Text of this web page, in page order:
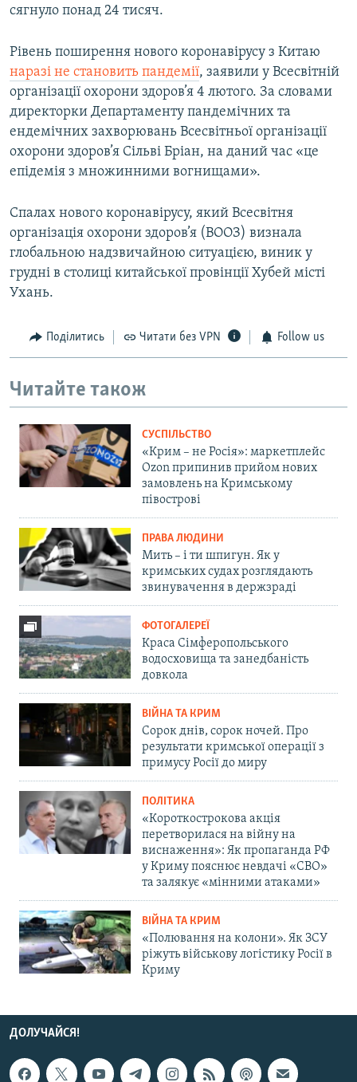
сягнуло понад 24 тисяч.
Рівень поширення нового коронавірусу з Китаю
наразі не становить пандемії, заявили у Всесвітній
організації охорони здоров’я 4 лютого. За словами
директорки Департаменту пандемічних та
ендемічних захворювань Всесвітньої організації
охорони здоров’я Сільві Бріан, на даний час «це
епідемія з множинними вогнищами».
Спалах нового коронавірусу, який Всесвітня
організація охорони здоров’я (ВООЗ) визнала
глобальною надзвичайною ситуацією, виник у
грудні в столиці китайської провінції Хубей місті
Ухань.
Поділитись Читати без VPN Follow us
Читайте також
СУСПІЛЬСТВО
«Крим – не Росія»: маркетплейс
Ozon припинив прийом нових
замовлень на Кримському
півострові
ПРАВА ЛЮДИНИ
Мить – і ти шпигун. Як у
кримських судах розглядають
звинувачення в держзраді
ФОТОГАЛЕРЕЇ
Краса Сімферопольського
водосховища та занедбаність
довкола
ВІЙНА ТА КРИМ
Сорок днів, сорок ночей. Про
результати кримської операції з
примусу Росії до миру
ПОЛІТИКА
«Короткострокова акція
перетворилася на війну на
виснаження»: Як пропаганда РФ
у Криму пояснює невдачі «СВО»
та залякує «мінними атаками»
ВІЙНА ТА КРИМ
«Полювання на колони». Як ЗСУ
ріжуть військову логістику Росії в
Криму
ДОЛУЧАЙСЯ!